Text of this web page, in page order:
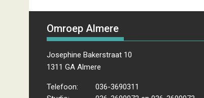
Omroep Almere
Josephine Bakerstraat 10
1311 GA Almere
Telefoon:
036-3690311